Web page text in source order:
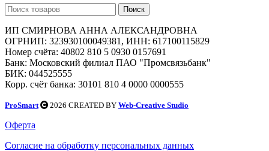
Поиск
ИП СМИРНОВА АННА АЛЕКСАНДРОВНА
ОГРНИП: 323930100049381, ИНН: 617100115829
Номер счёта: 40802 810 5 0930 0157691
Банк: Московский филиал ПАО "Промсвязьбанк"
БИК: 044525555
Корр. счёт банка: 30101 810 4 0000 0000555
ProSmart 2026 CREATED BY Web-Creative Studio
Оферта
Согласие на обработку персональных данных